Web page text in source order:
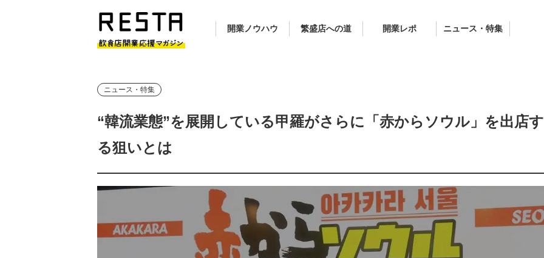
開業ノウハウ 繁盛店への道 開業レポ ニュース・特集
ニュース・特集
“韓流業態”を展開している甲羅がさらに「赤からソウル」を出店す
る狙いとは